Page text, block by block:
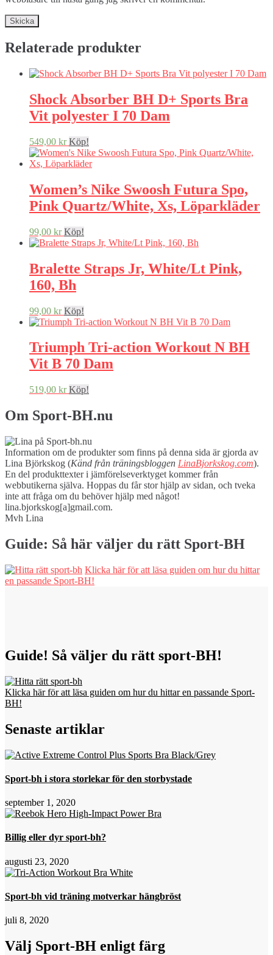
Relaterade produkter
Shock Absorber BH D+ Sports Bra
Vit polyester I 70 Dam
549,00 kr Köp!
Women’s Nike Swoosh Futura Spo,
Pink Quartz/White, Xs, Löparkläder
99,00 kr Köp!
Bralette Straps Jr, White/Lt Pink,
160, Bh
99,00 kr Köp!
Triumph Tri-action Workout N BH
Vit B 70 Dam
519,00 kr Köp!
Om Sport-BH.nu
Information om de produkter som finns på denna sida är gjorda av
Lina Björkskog (Känd från träningsbloggen LinaBjorkskog.com).
En del produkttexter i jämförelseverktyget kommer från
webbutikerna själva. Hoppas du får stor hjälp av sidan, och tveka
inte att fråga om du behöver hjälp med något!
lina.bjorkskog[a]gmail.com.
Mvh Lina
Guide: Så här väljer du rätt Sport-BH
Klicka här för att läsa guiden om hur du hittar
en passande Sport-BH!
Guide! Så väljer du rätt sport-BH!
Klicka här för att läsa guiden om hur du hittar en passande Sport-
BH!
Senaste artiklar
Sport-bh i stora storlekar för den storbystade
september 1, 2020
Billig eller dyr sport-bh?
augusti 23, 2020
Sport-bh vid träning motverkar hängbröst
juli 8, 2020
Välj Sport-BH enligt färg